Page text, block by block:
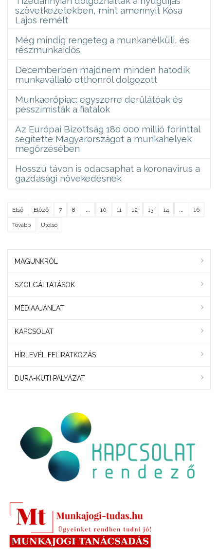
szövetkezetekben, mint amennyit Kósa
Lajos remélt
Még mindig rengeteg a munkanélküli, és
részmunkaidős
Decemberben majdnem minden hatodik
munkavállaló otthonról dolgozott
Munkaerőpiac: egyszerre derűlátóak és
pesszimisták a fiatalok
Az Európai Bizottság 180 000 millió forinttal
segítette Magyarországot a munkahelyek
megőrzésében
Hosszú távon is odacsaphat a koronavírus a
gazdasági növekedésnek
Első Előző 7 8 10 11 12 13 14 16
Tovább Utolsó
MAGUNKRÓL
SZOLGÁLTATÁSOK
MÉDIAAJÁNLAT
KAPCSOLAT
HÍRLEVÉL FELIRATKOZÁS
DURA-KUTI PÁLYÁZAT